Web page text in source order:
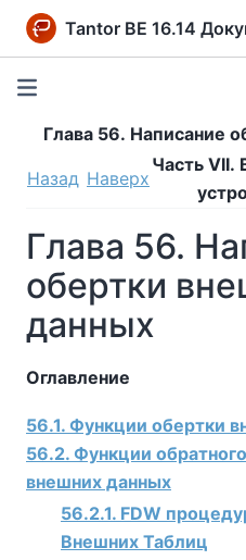
Tantor BE 16.14
Глава 56. Написание
Назад Наверх
Часть VII.
Глава 56.
обертки
данных
Оглавление
56.1. Функции обертки
56.2. Функции
внешних данных
56.2.1. FDW
Внешних Таблиц